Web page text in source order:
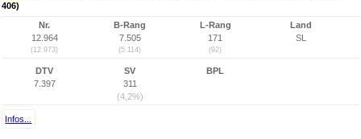
406)
Nr.
12.964
(12.973)
B-Rang
7.505
(5.114)
L-Rang
171
(92)
Land
SL
DTV
7.397
SV
311
(4,2%)
BPL
Infos...